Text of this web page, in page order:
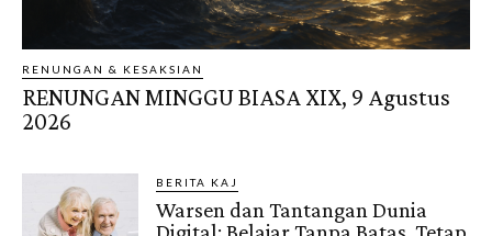
RENUNGAN & KESAKSIAN
RENUNGAN MINGGU BIASA XIX, 9 Agustus
2026
BERITA KAJ
Warsen dan Tantangan Dunia